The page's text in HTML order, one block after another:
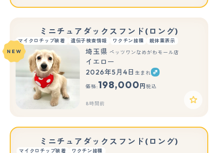
ミニチュアダックスフンド(ロング)
マイクロチップ装着 遺伝子検査情報 ワクチン接種
親体重表示
NEW
埼玉県 ペッツワンなめがわモール店
イエロー
2026年5月4日 生まれ
価格:198,000 円 税込
8時間前
ミニチュアダックスフンド(ロング)
マイクロチップ装着 ワクチン接種